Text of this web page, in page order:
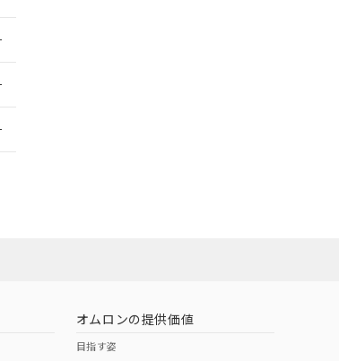
オムロンの提供価値
目指す姿